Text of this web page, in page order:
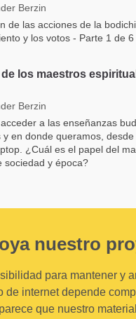
Berzin
de las acciones de la
y los votos - Parte 1 de 6
de los maestros
Berzin
a las enseñanzas
y en donde queramos,
¿Cuál es el papel del
sociedad y época?
nuestro
para mantener y
de internet depende
que nuestro